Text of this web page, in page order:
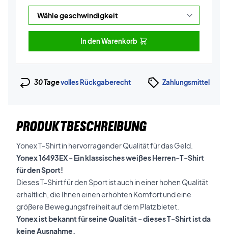
In den Warenkorb
30 Tagevolles Rückgaberecht Zahlungsmittel
PRODUKTBESCHREIBUNG
Yonex T-Shirt in hervorragender Qualität für das Geld.
Yonex 16493EX - Ein klassisches weißes Herren-T-Shirt
für den Sport!
Dieses T-Shirt für den Sport ist auch in einer hohen Qualität
erhältlich, die Ihnen einen erhöhten Komfort und eine
größere Bewegungsfreiheit auf dem Platz bietet.
Yonex ist bekannt für seine Qualität - dieses T-Shirt ist da
keine Ausnahme.